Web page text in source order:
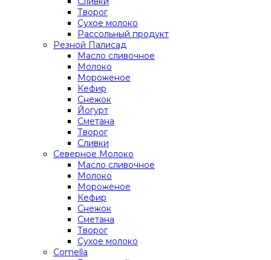
Творог
Сухое молоко
Рассольный продукт
Резной Палисад
Масло сливочное
Молоко
Мороженое
Кефир
Снежок
Йогурт
Сметана
Творог
Сливки
Северное Молоко
Масло сливочное
Молоко
Мороженое
Кефир
Снежок
Сметана
Творог
Сухое молоко
Comеlla